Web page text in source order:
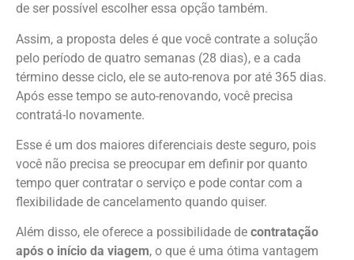
de ser possível escolher essa opção também.
Assim, a proposta deles é que você contrate a solução
pelo período de quatro semanas (28 dias), e a cada
término desse ciclo, ele se auto-renova por até 365 dias.
Após esse tempo se auto-renovando, você precisa
contratá-lo novamente.
Esse é um dos maiores diferenciais deste seguro, pois
você não precisa se preocupar em definir por quanto
tempo quer contratar o serviço e pode contar com a
flexibilidade de cancelamento quando quiser.
Além disso, ele oferece a possibilidade de contratação
após o início da viagem, o que é uma ótima vantagem